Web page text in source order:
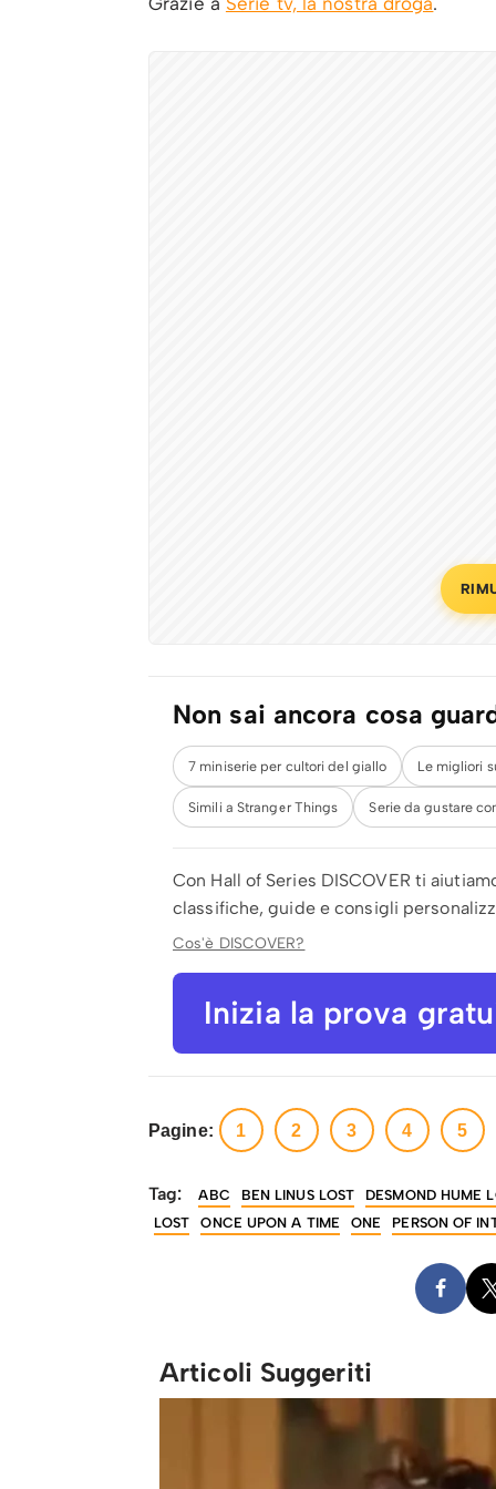
Non sai ancora cosa
7 miniserie per cultori del giallo Le migliori
Simili a Stranger Things Serie da gustare
Con Hall of Series DISCOVER ti
classifiche, guide e consigli
Cos'è DISCOVER?
Inizia la prova
Pagine: 1 2 3 4 5
Tag: ABC BEN LINUS LOST
DESMOND HUME
LOST
ONCE UPON A TIME ONE PERSON OF
Articoli Suggeriti